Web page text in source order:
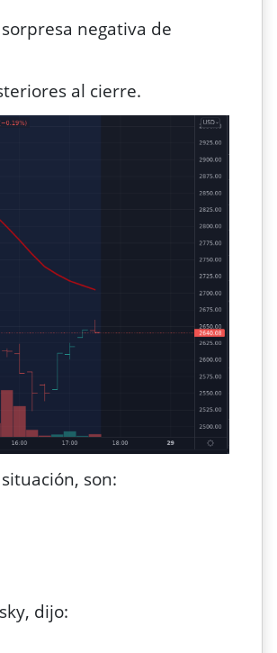
negativa de
al cierre.
son:
dijo: